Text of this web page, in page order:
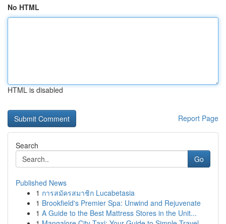
No HTML
HTML is disabled
Report Page
Search
Go
Published News
1 การสมัครสมาชิก Lucabetasia
1 Brookfield's Premier Spa: Unwind and Rejuvenate
1 A Guide to the Best Mattress Stores in the Unit...